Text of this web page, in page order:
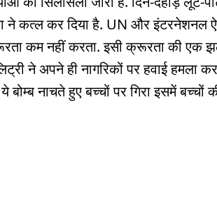
ने कत्ल कर दिया है. UN और इंटरनेशनल
कम नहीं करता. इसी क्रूरता की एक
ने अपने ही नागरिकों पर हवाई
बोम्ब नाचते हुए बच्चों पर गिरा इसमें बच्चों